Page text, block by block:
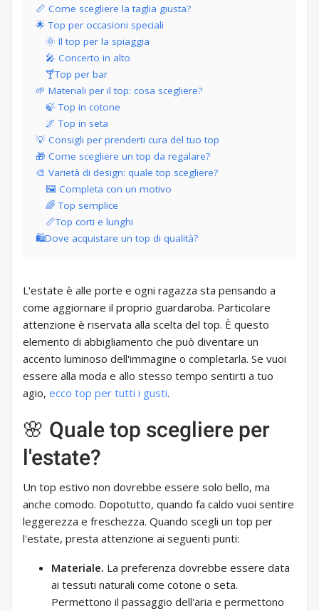
📏 Come scegliere la taglia giusta?
🌟 Top per occasioni speciali
🌞 Il top per la spiaggia
🎤 Concerto in alto
🍸Top per bar
🌱 Materiali per il top: cosa scegliere?
🍃 Top in cotone
🌌 Top in seta
💡 Consigli per prenderti cura del tuo top
🎁 Come scegliere un top da regalare?
🎨 Varietà di design: quale top scegliere?
🖼 Completa con un motivo
🌈 Top semplice
📏Top corti e lunghi
🛍Dove acquistare un top di qualità?
L'estate è alle porte e ogni ragazza sta pensando a
come aggiornare il proprio guardaroba. Particolare
attenzione è riservata alla scelta del top. È questo
elemento di abbigliamento che può diventare un
accento luminoso dell'immagine o completarla. Se vuoi
essere alla moda e allo stesso tempo sentirti a tuo
agio, ecco top per tutti i gusti.
🌸 Quale top scegliere per
l'estate?
Un top estivo non dovrebbe essere solo bello, ma
anche comodo. Dopotutto, quando fa caldo vuoi sentire
leggerezza e freschezza. Quando scegli un top per
l'estate, presta attenzione ai seguenti punti:
Materiale. La preferenza dovrebbe essere data
ai tessuti naturali come cotone o seta.
Permettono il passaggio dell'aria e permettono